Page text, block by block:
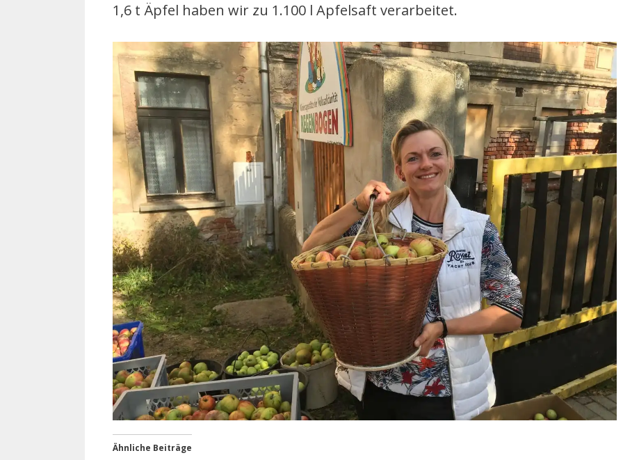
1,6 t Äpfel haben wir zu 1.100 l Apfelsaft verarbeitet.
Ähnliche Beiträge